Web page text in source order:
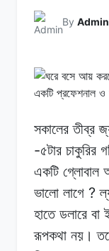
By Admin
সকালের তীব্র
-৫টার চাকুরির
একটি গ্লোবাল
ভালো লাগে ?
হাতে ডলারে বা
রূপকথা নয়।